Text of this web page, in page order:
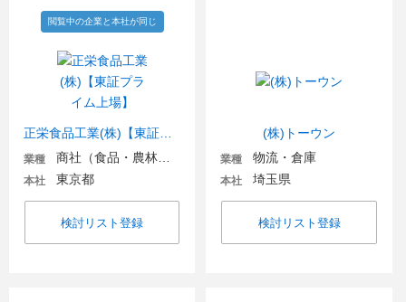
閲覧中の企業と本社が同じ
業種
本社 東京都
検討リスト登録
(株)トーウン
業種 物流・倉庫
本社 埼玉県
検討リスト登録